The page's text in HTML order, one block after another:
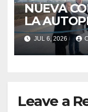
NUEVA
LA
AIRES-LA
JUL 6, 2026
Leave a